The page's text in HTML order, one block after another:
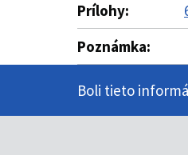
Prílohy:
Poznámka:
Boli tieto